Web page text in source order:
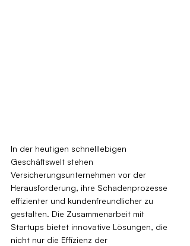
In der heutigen schnelllebigen
Geschäftswelt stehen
Versicherungsunternehmen vor der
Herausforderung, ihre Schadenprozesse
effizienter und kundenfreundlicher zu
gestalten. Die Zusammenarbeit mit
Startups bietet innovative Lösungen, die
nicht nur die Effizienz der